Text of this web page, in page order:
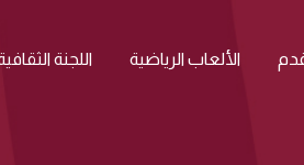
الألعاب الرياضية اللجنة